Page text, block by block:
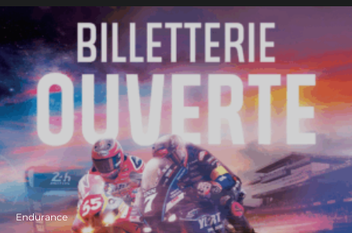
Endurance